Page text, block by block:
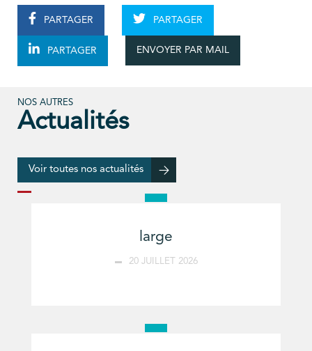
PARTAGER PARTAGER
PARTAGER ENVOYER PAR MAIL
NOS AUTRES
Actualités
Voir toutes nos actualités
large
20 JUILLET 2026